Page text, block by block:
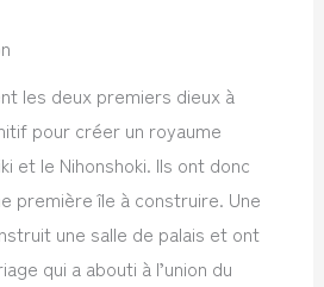
les deux premiers dieux à
pour créer un royaume
et le Nihonshoki. Ils ont donc
première île à construire. Une
une salle de palais et ont
qui a abouti à l’union du